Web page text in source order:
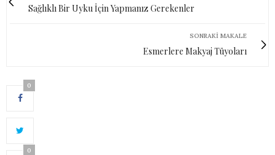
Sağlıklı Bir Uyku İçin Yapmanız Gerekenler
SONRAKI MAKALE
Esmerlere Makyaj Tüyoları
0
0